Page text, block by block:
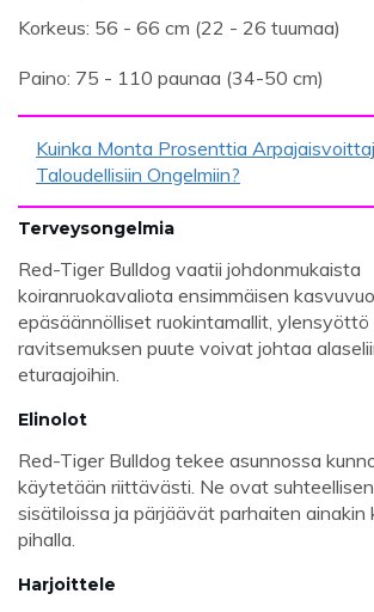
Korkeus: 56 - 66 cm (22 - 26 tuumaa)
Paino: 75 - 110 paunaa (34-50 cm)
Kuinka Monta Prosenttia
Taloudellisiin Ongelmiin?
Terveysongelmia
Red-Tiger Bulldog vaatii johdonmukaista
koiranruokavaliota ensimmäisen
epäsäännölliset ruokintamallit, ylensyöttö
ravitsemuksen puute voivat johtaa
eturaajoihin.
Elinolot
Red-Tiger Bulldog tekee asunnossa
käytetään riittävästi. Ne ovat
sisätiloissa ja pärjäävät parhaiten ainakin
pihalla.
Harjoittele